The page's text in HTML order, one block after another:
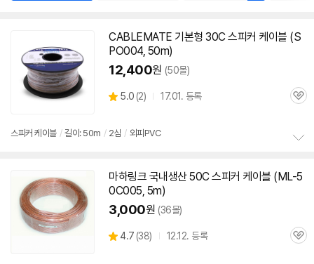
CABLEMATE 기본형 30C스피커 케이블 (S
PO004, 50m)
12,400원 (50몰)
별
5.0 (상
리
2) 17.01. 등록
관
스피커 케이블 / 길이: 50m / 2심 / 외피PVC
펼
마하링크 국내생산50C스피커 케이블 (ML-5
0C005, 5m)
3,000원 (36몰)
별
4.7 (상
38) 12.12. 등록
관